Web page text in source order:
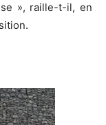
», raille-t-il, en